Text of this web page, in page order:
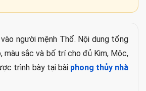
người mệnh Thổ. Nội dung tổng
màu sắc và bố trí cho đủ Kim, Mộc,
trình bày tại bài phong thủy nhà